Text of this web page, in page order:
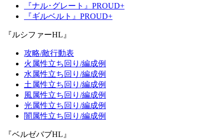
『ナル･グレート』PROUD+
『ギルベルト』PROUD+
『ルシファーHL』
攻略/敵行動表
火属性立ち回り/編成例
水属性立ち回り/編成例
土属性立ち回り/編成例
風属性立ち回り/編成例
光属性立ち回り/編成例
闇属性立ち回り/編成例
『ベルゼバブHL』